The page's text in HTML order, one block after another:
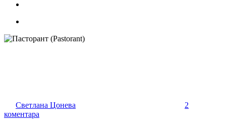
Светлана Цонева
2
коментара